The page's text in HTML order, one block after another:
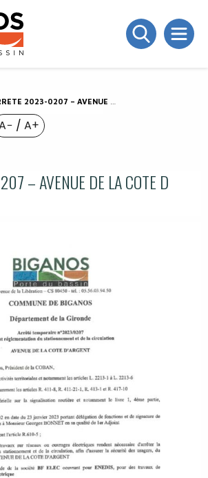
2023-0207 – AVENUE DE LA COTE D ARGENT
/ A+
– AVENUE DE LA COTE D